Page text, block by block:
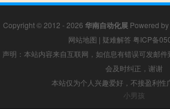
Copyright © 2012 - 2026 华南自动化展Powered by
网站地图 | 疑难解答 粤ICP备
声明：本站内容来自互联网，如信息有错误可发邮
会及时纠正，谢谢
本站仅为个人兴趣爱好，不接盈利性
小男孩